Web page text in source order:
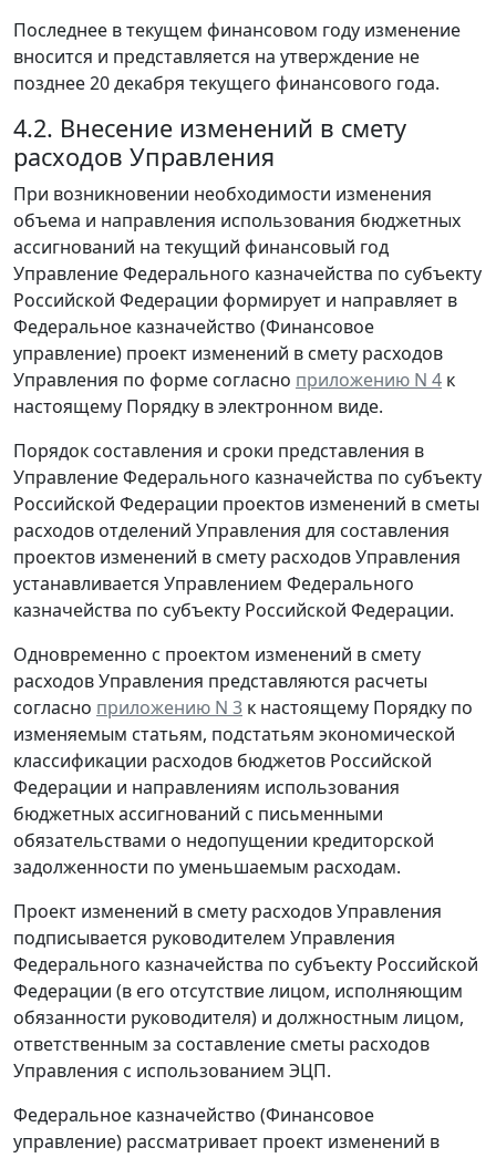
Последнее в текущем финансовом году изменение
вносится и представляется на утверждение не
позднее 20 декабря текущего финансового года.
4.2. Внесение изменений в смету
расходов Управления
При возникновении необходимости изменения
объема и направления использования бюджетных
ассигнований на текущий финансовый год
Управление Федерального казначейства по субъекту
Российской Федерации формирует и направляет в
Федеральное казначейство (Финансовое
управление) проект изменений в смету расходов
Управления по форме согласно приложению N 4 к
настоящему Порядку в электронном виде.
Порядок составления и сроки представления в
Управление Федерального казначейства по субъекту
Российской Федерации проектов изменений в сметы
расходов отделений Управления для составления
проектов изменений в смету расходов Управления
устанавливается Управлением Федерального
казначейства по субъекту Российской Федерации.
Одновременно с проектом изменений в смету
расходов Управления представляются расчеты
согласно приложению N 3 к настоящему Порядку по
изменяемым статьям, подстатьям экономической
классификации расходов бюджетов Российской
Федерации и направлениям использования
бюджетных ассигнований с письменными
обязательствами о недопущении кредиторской
задолженности по уменьшаемым расходам.
Проект изменений в смету расходов Управления
подписывается руководителем Управления
Федерального казначейства по субъекту Российской
Федерации (в его отсутствие лицом, исполняющим
обязанности руководителя) и должностным лицом,
ответственным за составление сметы расходов
Управления с использованием ЭЦП.
Федеральное казначейство (Финансовое
управление) рассматривает проект изменений в